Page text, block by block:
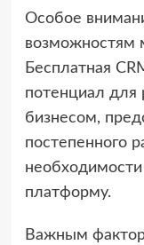
Особое
возможностям
Бесплатная
потенциал для
бизнесом,
постепенного
платформу.
Важным